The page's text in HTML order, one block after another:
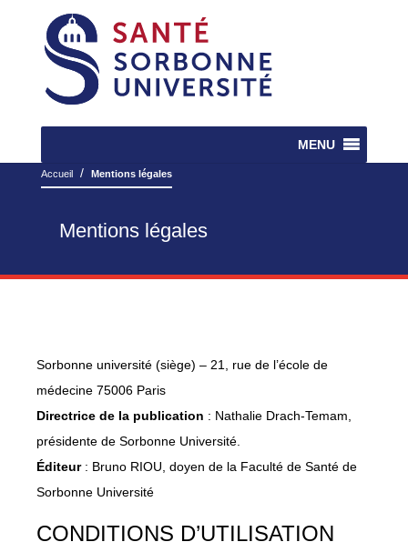
MENU
Accueil/ Mentions légales
Mentions légales
Sorbonne université (siège) – 21, rue de l’école de
médecine 75006 Paris
Directrice de la publication : Nathalie Drach-Temam,
présidente de Sorbonne Université.
Éditeur: Bruno RIOU, doyen de la Faculté de Santé de
Sorbonne Université
CONDITIONS D’UTILISATION